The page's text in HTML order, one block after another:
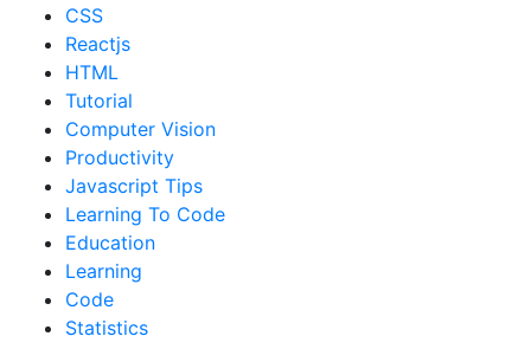
CSS
Reactjs
HTML
Tutorial
Computer Vision
Productivity
Javascript Tips
Learning To Code
Education
Learning
Code
Statistics